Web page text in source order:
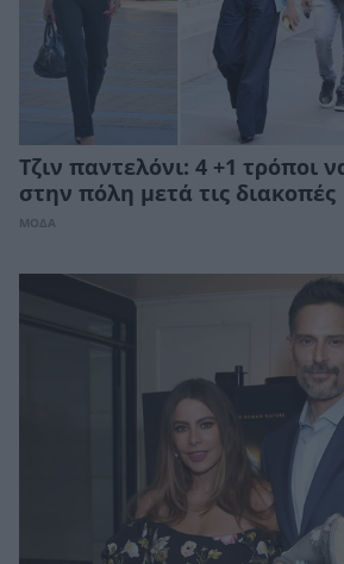
Τζιν παντελόνι: 4 +1 τρόποι
στην πόλη μετά τις διακοπές
ΜΟΔΑ